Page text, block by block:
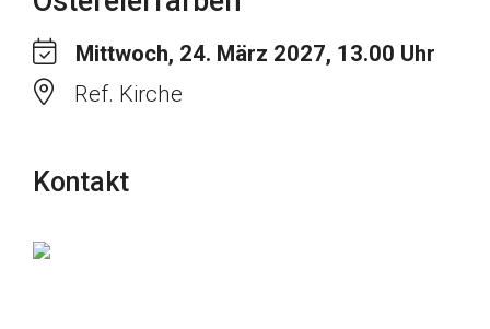
Mittwoch, 24. März 2027, 13.00 Uhr
Ref. Kirche
Kontakt